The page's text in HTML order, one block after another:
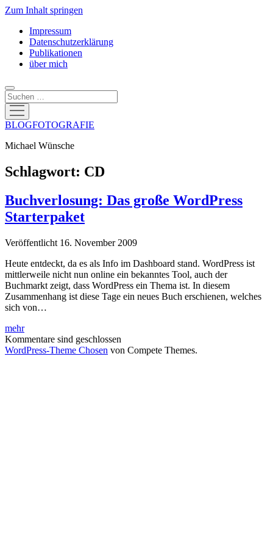
Zum Inhalt springen
Impressum
Datenschutzerklärung
Publikationen
über mich
Suchen
Menü
öffnen
BLOGFOTOGRAFIE
Michael Wünsche
Schlagwort: CD
Buchverlosung: Das große WordPress
Starterpaket
Veröffentlicht 16. November 2009
Heute entdeckt, da es als Info im Dashboard stand. WordPress ist
mittlerweile nicht nun online ein bekanntes Tool, auch der
Buchmarkt zeigt, dass WordPress ein Thema ist. In diesem
Zusammenhang ist diese Tage ein neues Buch erschienen, welches
sich von…
mehrBuchverlosung:
Das
große
Kommentare sind geschlossen
WordPress-Theme Chosen von Compete Themes.